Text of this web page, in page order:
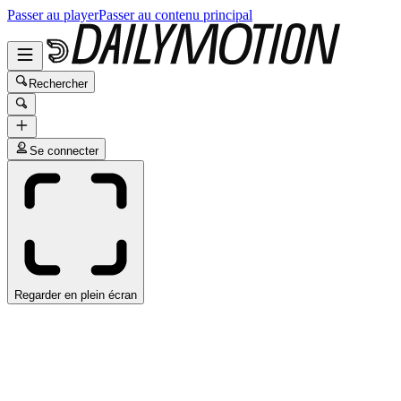
Passer au playerPasser au contenu principal
Rechercher
Se connecter
Regarder en plein écran